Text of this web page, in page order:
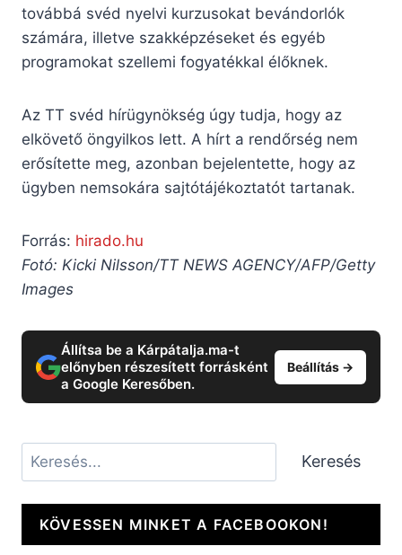
továbbá svéd nyelvi kurzusokat bevándorlók
számára, illetve szakképzéseket és egyéb
programokat szellemi fogyatékkal élőknek.
Az TT svéd hírügynökség úgy tudja, hogy az
elkövető öngyilkos lett. A hírt a rendőrség nem
erősítette meg, azonban bejelentette, hogy az
ügyben nemsokára sajtótájékoztatót tartanak.
Forrás: hirado.hu
Fotó: Kicki Nilsson/TT NEWS AGENCY/AFP/Getty
Images
Állítsa be a Kárpátalja.ma-t
előnyben részesített forrásként
a Google Keresőben.
Beállítás →
Keresés Keresés
KÖVESSEN MINKET A FACEBOOKON!